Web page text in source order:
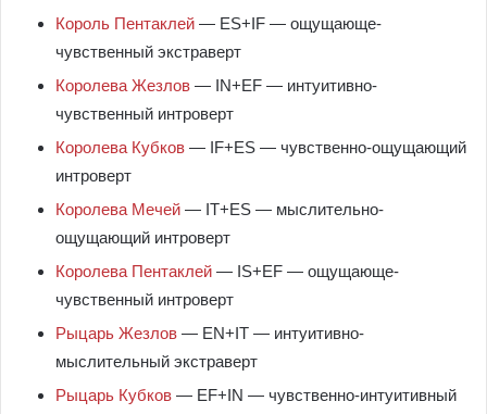
Король Пентаклей — ES+IF — ощущающе-
чувственный экстраверт
Королева Жезлов — IN+EF — интуитивно-
чувственный интроверт
Королева Кубков — IF+ES — чувственно-ощущающий
интроверт
Королева Мечей — IT+ES — мыслительно-
ощущающий интроверт
Королева Пентаклей — IS+EF — ощущающе-
чувственный интроверт
Рыцарь Жезлов — EN+IT — интуитивно-
мыслительный экстраверт
Рыцарь Кубков — EF+IN — чувственно-интуитивный